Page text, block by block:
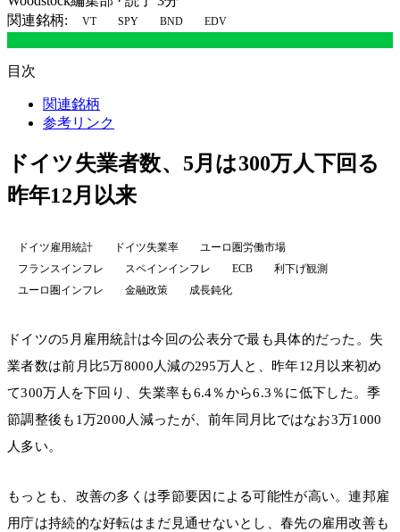
関連銘柄:
VT SPY BND EDV
目次
関連銘柄
参考リンク
ドイツ失業者数、5月は300万人下回る
昨年12月以来
ドイツ雇用統計 ドイツ失業率
ユーロ圏労働市場
フランスインフレ
スペインインフレ ECB
利下げ観測
ユーロ圏インフレ
金融政策 成長鈍化
ドイツの5月雇用統計は今回の公表分で最も具体的だった。失
業者数は前月比5万8000人減の295万人と、昨年12月以来初め
て300万人を下回り、失業率も6.4％から6.3％に低下した。季
節調整後も1万2000人減ったが、前年同月比ではなお3万1000
人多い。
もっとも、改善の多くは季節要因による可能性が高い。連邦雇
用庁は持続的な好転はまだ見通せないとし、春先の雇用改善も